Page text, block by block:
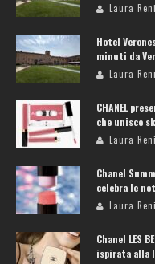
Laura
Hotel
minuti da
Laura
CHANEL
che unisce
Laura
Chanel
celebra le
Laura
Chanel LES
ispirata alla